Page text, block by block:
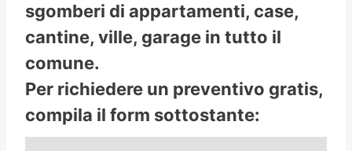
sgomberi di appartamenti, case,
cantine, ville, garage in tutto il
comune.
Per richiedere un preventivo gratis,
compila il form sottostante: